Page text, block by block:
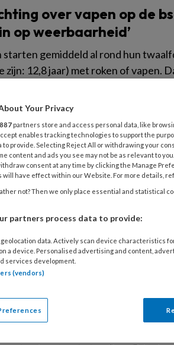
over vapen op de
op weerbaarheid’
starten gemiddeld al rond hun
zijn: 12,8 jaar) met roken of vapen.
roept wel de vraag op: wat kun je met
te paffen?
2025 NIEUWS ZORGENKINDEREN
kinderopvang: ‘Dit
streeft ernaar dat in 2035 de
in Nederland inclusief zijn.
waardevol initiatief of een slecht
het aan Anne-Sophie Schürmann,
Your Privacy
887 partners store and access personal data, like
enables tracking technologies to support the
to provide. Selecting Reject All or withdrawing your
content and ads you see may not be as relevant to
consent at any time by clicking the Manage
will have effect within our Website. For more details,
not? Then we only place essential and statistical
partners process data to provide:
data. Actively scan device characteristics
a device. Personalised advertising and content,
services development.
(vendors)